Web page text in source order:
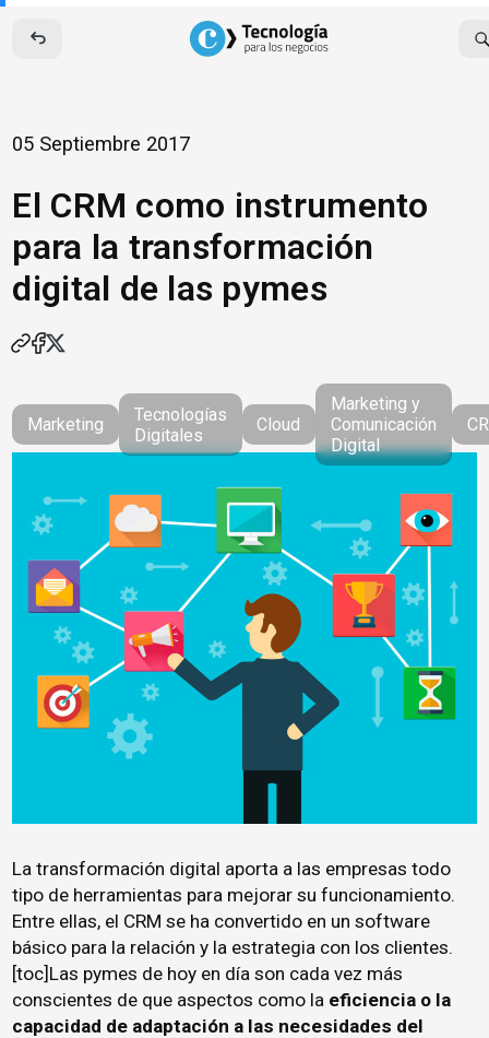
Skip
content
05 Septiembre 2017
El CRM como instrumento
para la transformación
digital de las pymes
Marketing
Tecnologías
Digitales
Cloud
Marketing y
Comunicación
Digital
La transformación digital aporta a las empresas todo
tipo de herramientas para mejorar su funcionamiento.
Entre ellas, el CRM se ha convertido en un software
básico para la relación y la estrategia con los clientes.
[toc]Las pymes de hoy en día son cada vez más
conscientes de que aspectos como la eficiencia o la
capacidad de adaptación a las necesidades del